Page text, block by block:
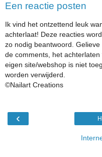
Een reactie posten
Ik vind het ontzettend leuk
achterlaat! Deze reacties
zo nodig beantwoord.
de comments, het
eigen site/webshop is niet
worden verwijderd.
©Nailart Creations
‹